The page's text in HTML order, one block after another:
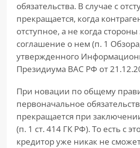
обязательства. В случае с
прекращается, когда
отступное, а не когда
соглашение о нем (п. 1
утвержденного
Президиума ВАС РФ от
При новации по общему
первоначальное
прекращается при
(п. 1 ст. 414 ГК РФ). То есть с
кредитор уже никак не